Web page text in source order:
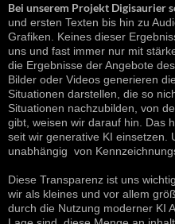
Bei unserem Projekt Digisaurier
und ersten Texten bis hin zu
Grafiken. Keines dieser
uns und fast immer nur mit
die Ergebnisse der Angebote
Bilder oder Videos generieren
Situationen darstellen, die so
Situationen nachzubilden, von
gibt, weisen wir darauf hin. Das
seit wir generative KI einsetzen.
unabhängig von
Diese Transparenz ist uns
wir als kleines und vor allem
durch die Nutzung moderner KI